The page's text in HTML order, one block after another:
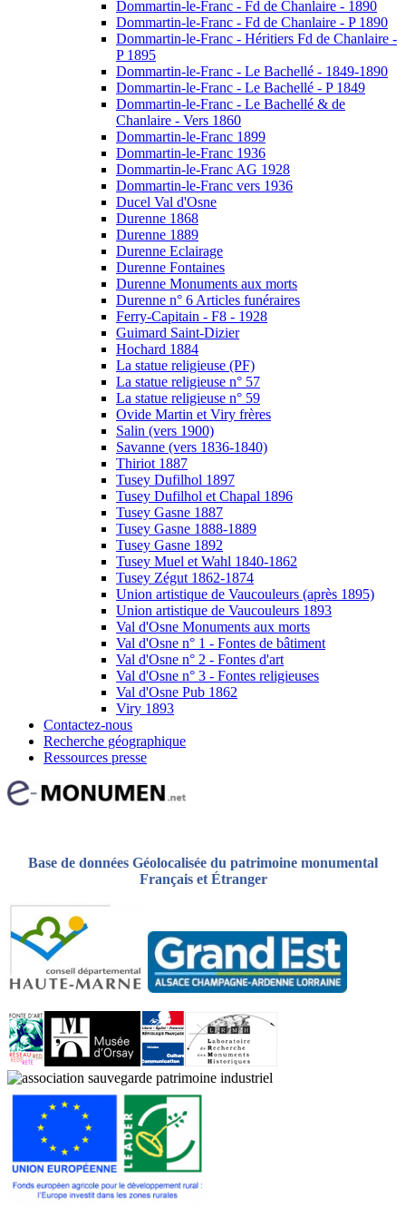
Dommartin-le-Franc - Fd de Chanlaire - 1890
Dommartin-le-Franc - Fd de Chanlaire - P 1890
Dommartin-le-Franc - Héritiers Fd de Chanlaire -
P 1895
Dommartin-le-Franc - Le Bachellé - 1849-1890
Dommartin-le-Franc - Le Bachellé - P 1849
Dommartin-le-Franc - Le Bachellé & de
Chanlaire - Vers 1860
Dommartin-le-Franc 1899
Dommartin-le-Franc 1936
Dommartin-le-Franc AG 1928
Dommartin-le-Franc vers 1936
Ducel Val d'Osne
Durenne 1868
Durenne 1889
Durenne Eclairage
Durenne Fontaines
Durenne Monuments aux morts
Durenne n° 6 Articles funéraires
Ferry-Capitain - F8 - 1928
Guimard Saint-Dizier
Hochard 1884
La statue religieuse (PF)
La statue religieuse n° 57
La statue religieuse n° 59
Ovide Martin et Viry frères
Salin (vers 1900)
Savanne (vers 1836-1840)
Thiriot 1887
Tusey Dufilhol 1897
Tusey Dufilhol et Chapal 1896
Tusey Gasne 1887
Tusey Gasne 1888-1889
Tusey Gasne 1892
Tusey Muel et Wahl 1840-1862
Tusey Zégut 1862-1874
Union artistique de Vaucouleurs (après 1895)
Union artistique de Vaucouleurs 1893
Val d'Osne Monuments aux morts
Val d'Osne n° 1 - Fontes de bâtiment
Val d'Osne n° 2 - Fontes d'art
Val d'Osne n° 3 - Fontes religieuses
Val d'Osne Pub 1862
Viry 1893
Contactez-nous
Recherche géographique
Ressources presse
Base de données Géolocalisée du patrimoine monumental
Français et Étranger